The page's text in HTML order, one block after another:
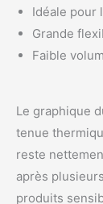
Idéale pour
Grande
Faible
Le graphique
tenue
reste
après
produits